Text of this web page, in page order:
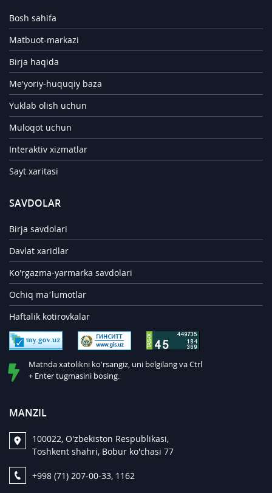
Bosh sahifa
Matbuot-markazi
Birja haqida
Me'yoriy-huquqiy baza
Yuklab olish uchun
Muloqot uchun
Interaktiv xizmatlar
Sayt xaritasi
SAVDOLAR
Birja savdolari
Davlat xaridlar
Ko'rgazma-yarmarka savdolari
Ochiq ma’lumotlar
Haftalik kotirovkalar
Matnda xatolikni ko'rsangiz, uni belgilang va Ctrl
+ Enter tugmasini bosing.
MANZIL
100022, O'zbekiston Respublikasi,
Toshkent shahri, Bobur ko'chasi 77
+998 (71) 207-00-33, 1162